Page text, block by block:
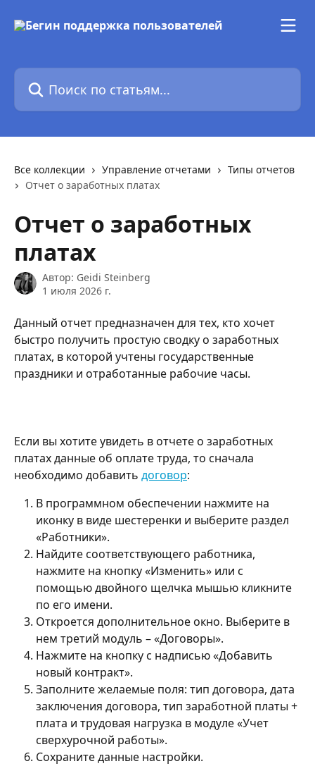
Поиск по статьям...
Все коллекции Управление отчетами
Типы отчетов
Отчет о заработных платах
Отчет о заработных
платах
Автор: Geidi Steinberg
1 июля 2026 г.
Данный отчет предназначен для тех, кто хочет
быстро получить простую сводку о заработных
платах, в которой учтены государственные
праздники и отработанные рабочие часы.
Если вы хотите увидеть в отчете о заработных
платах данные об оплате труда, то сначала
необходимо добавить договор:
В программном обеспечении нажмите на
иконку в виде шестеренки и выберите раздел
«Работники».
Найдите соответствующего работника,
нажмите на кнопку «Изменить» или с
помощью двойного щелчка мышью кликните
по его имени.
Откроется дополнительное окно. Выберите в
нем третий модуль – «Договоры».
Нажмите на кнопку с надписью «Добавить
новый контракт».
Заполните желаемые поля: тип договора, дата
заключения договора, тип заработной платы +
плата и трудовая нагрузка в модуле «Учет
сверхурочной работы».
Сохраните данные настройки.